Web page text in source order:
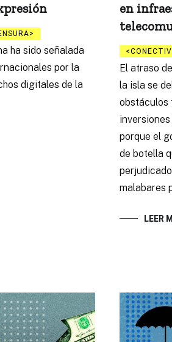
ha sido señalada
por la
digitales de la
en
El atraso
la isla se
obstáculos
porque el
de botella
malabares
LEER